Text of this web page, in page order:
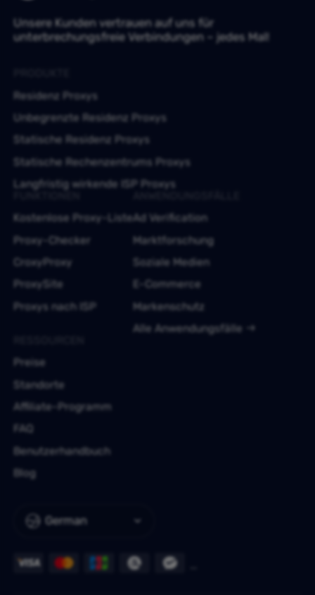
Unsere Kunden vertrauen auf uns für
unterbrechungsfreie Verbindungen – jedes Mal!
German
Residenz Proxys
Unbegrenzte Residenz Proxys
Statische Residenz Proxys
Statische Rechenzentrums Proxys
Langfristig wirkende ISP Proxys
Kostenlose Proxy-Liste
Proxy-Checker
CroxyProxy
ProxySite
Proxys nach ISP
Ad Verification
Marktforschung
Soziale Medien
E-Commerce
Markenschutz
Alle Anwendungsfälle
Preise
Standorte
Affiliate-Programm
FAQ
Benutzerhandbuch
Blog